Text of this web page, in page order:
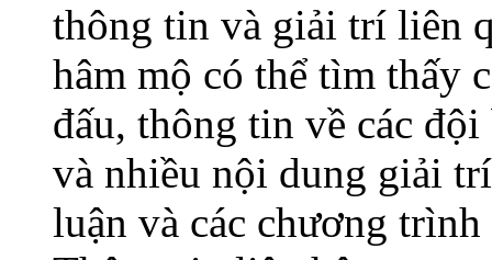
thông tin và giải trí liên
hâm mộ có thể tìm thấy
đấu, thông tin về các
và nhiều nội dung giải
luận và các chương